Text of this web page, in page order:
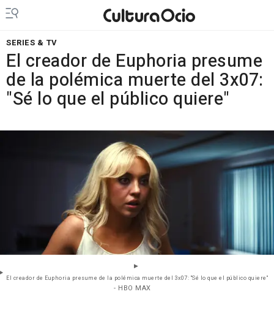
SERIES & TV
El creador de Euphoria presume
de la polémica muerte del 3x07:
"Sé lo que el público quiere"
El creador de Euphoria presume de la polémica muerte del 3x07: "Sé lo que el público quiere"
- HBO MAX